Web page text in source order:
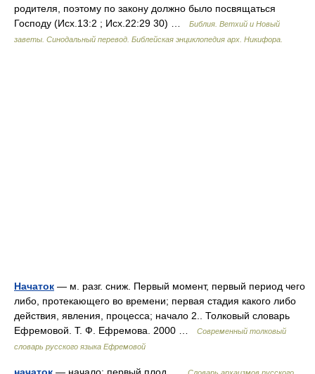
родителя, поэтому по закону должно было посвящаться
Господу (Исх.13:2 ; Исх.22:29 30) …
Библия. Ветхий и Новый
заветы. Синодальный перевод. Библейская энциклопедия арх. Никифора.
Начаток — м. разг. сниж. Первый момент, первый период чего
либо, протекающего во времени; первая стадия какого либо
действия, явления, процесса; начало 2.. Толковый словарь
Ефремовой. Т. Ф. Ефремова. 2000 …
Современный толковый
словарь русского языка Ефремовой